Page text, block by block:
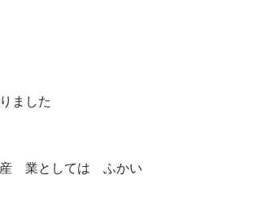
ました
業としては ふかい